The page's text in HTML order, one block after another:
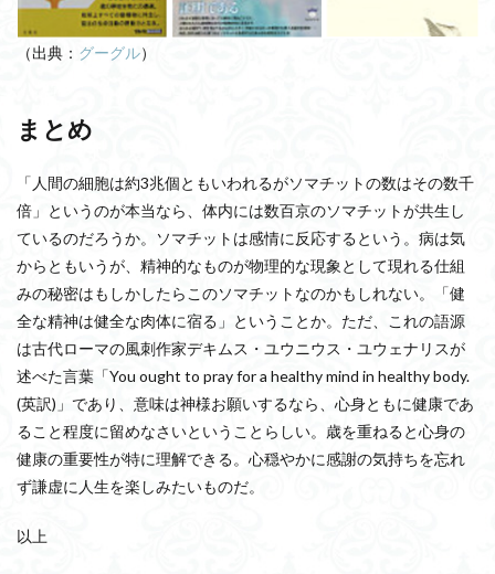
（出典： グーグル）
まとめ
「人間の細胞は約3兆個ともいわれるがソマチットの数はその数千
倍」というのが本当なら、体内には数百京のソマチットが共生し
ているのだろうか。ソマチットは感情に反応するという。病は気
からともいうが、精神的なものが物理的な現象として現れる仕組
みの秘密はもしかしたらこのソマチットなのかもしれない。「健
全な精神は健全な肉体に宿る」ということか。ただ、これの語源
は古代ローマの風刺作家デキムス・ユウニウス・ユウェナリスが
述べた言葉「You ought to pray for a healthy mind in healthy body.
(英訳)」であり、意味は神様お願いするなら、心身ともに健康であ
ること程度に留めなさいということらしい。歳を重ねると心身の
健康の重要性が特に理解できる。心穏やかに感謝の気持ちを忘れ
ず謙虚に人生を楽しみたいものだ。
以上